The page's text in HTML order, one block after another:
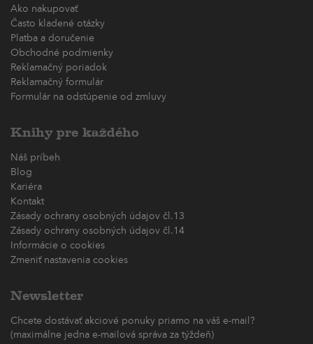
Ako nakupovať
Často kladené otázky
Platba a doručenie
Obchodné podmienky
Reklamačný poriadok
Reklamačný formulár
Formulár na odstúpenie od zmluvy
Knihy pre každého
Náš príbeh
Blog
Kariéra
Kontakt
Zásady ochrany osobných údajov čl.13
Zásady ochrany osobných údajov čl.14
Informácie o cookies
Zmeniť nastavenia cookies
Newsletter
Chcete dostávať akciové ponuky priamo na váš e-mail?
(maximálne jedna e-mailová správa za týždeň)